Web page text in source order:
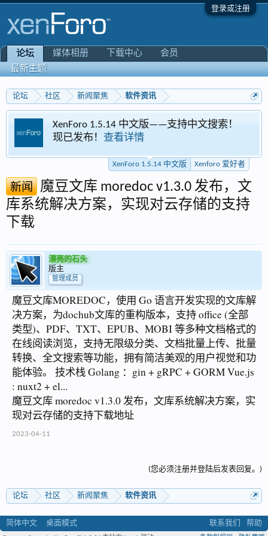
登录或注册
论坛 社区 新闻聚焦 软件资讯
XenForo 1.5.14 中文版——支持中文搜索！
现已发布！ 查看详情
XenForo 1.5.14 中文版 Xenforo 爱好者
新闻
魔豆文库 moredoc v1.3.0 发布，文
库系统解决方案，实现对云存储的支持
下载
漂亮的石头
版主
管理成员
魔豆文库MOREDOC，使用 Go 语言开发实现的文库解
决方案，为dochub文库的重构版本，支持 office (全部
类型)、PDF、TXT、EPUB、MOBI 等多种文档格式的
在线阅读浏览，支持无限级分类、文档批量上传、批量
转换、全文搜索等功能，拥有简洁美观的用户视觉和功
能体验。 技术栈 Golang ：gin + gRPC + GORM Vue.js
: nuxt2 + el...
魔豆文库 moredoc v1.3.0 发布，文库系统解决方案，实
现对云存储的支持下载地址
2023-04-11
(您必须注册并登陆后发表回复。)
论坛 社区 新闻聚焦 软件资讯
论坛
最新主题
媒体相册 下载中心 会员
简体中文 桌面模式 联系我们 帮助